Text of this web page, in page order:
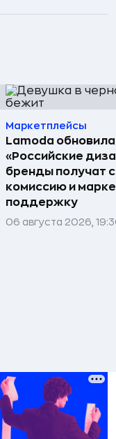
Маркетплейсы
Lamoda
«Российские
бренды получат
комиссию и
поддержку
06 августа 2026,